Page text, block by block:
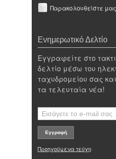
Παρακολουθείστε
Ενημερωτικό Δελτίο
Εγγραφείτε στο
δελτίο μέσω του
ταχυδρομείου σας
τα τελευταία νέα!
Προηγούμενα τεύχη